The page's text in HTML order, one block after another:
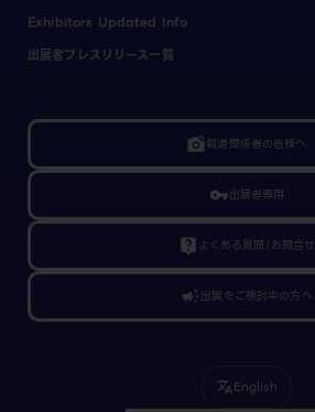
Exhibitors Updated Info
出展者プレスリリース一覧
linked_camera報道関係者の皆様へ
vpn_key出展者専用
live_help よくある質問/お問合せ
campaign出展をご検討中の方へ
translateEnglish